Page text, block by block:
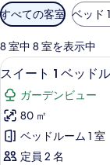
利
用
可
能
な
客
室
の
絞
すべての客室 ベッド
8 室中 8 室を表示中
ス
イ
ー
ト
16
スイート 1 ベッド
ガーデンビュー
80 ㎡
ベッドルーム 1 室
定員 2 名